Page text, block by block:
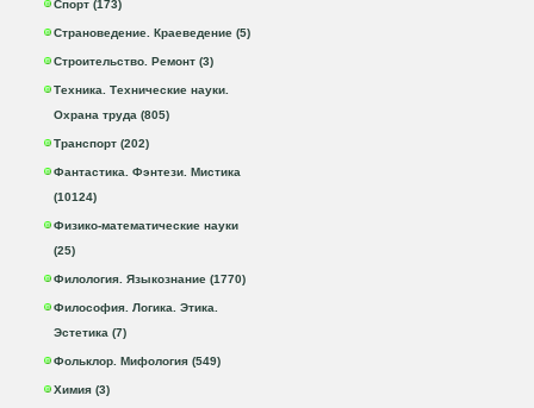
Спорт (173)
Страноведение. Краеведение (5)
Строительство. Ремонт (3)
Техника. Технические науки.
Охрана труда (805)
Транспорт (202)
Фантастика. Фэнтези. Мистика
(10124)
Физико-математические науки
(25)
Филология. Языкознание (1770)
Философия. Логика. Этика.
Эстетика (7)
Фольклор. Мифология (549)
Химия (3)